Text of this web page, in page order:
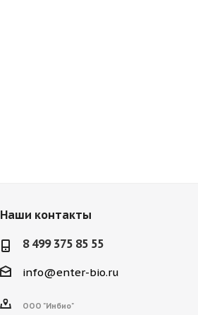
Наши контакты
8 499 375 85 55
info@enter-bio.ru
ООО "Инбио"